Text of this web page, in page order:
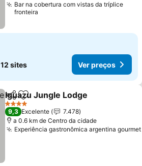
Bar na cobertura com vistas da tríplice
fronteira
12 sites Ver preços
PartilharAdicionar aos favoritos
Iguazu Jungle Lodge
4 Estrelas
9,3 Excelente
7.478
a 0.6 km de Centro da cidade
Experiência gastronômica argentina gourmet